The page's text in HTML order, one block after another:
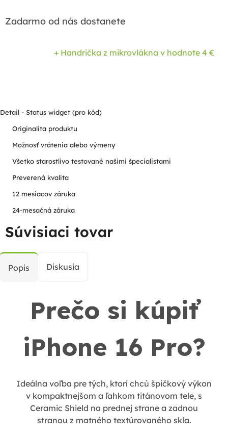
Zadarmo od nás dostanete
+ Handrička z mikrovlákna v hodnote 4 €
Detail - Status widget (pro kód)
Originalita produktu
Možnosť vrátenia alebo výmeny
Všetko starostlivo testované našimi špecialistami
Preverená kvalita
12 mesiacov záruka
24-mesačná záruka
Súvisiaci tovar
Popis Diskusia
Prečo si kúpiť
iPhone 16 Pro?
Ideálna voľba pre tých, ktorí chcú špičkový výkon
v kompaktnejšom a ľahkom titánovom tele, s
Ceramic Shield na prednej strane a zadnou
stranou z matného textúrovaného skla.